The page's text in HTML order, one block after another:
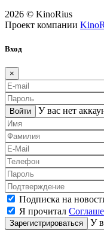
2026 © KinoRius
Проект компании
Вход
×
Войти У вас нет
Подписка на
Я прочитал
Зарегистрироваться У